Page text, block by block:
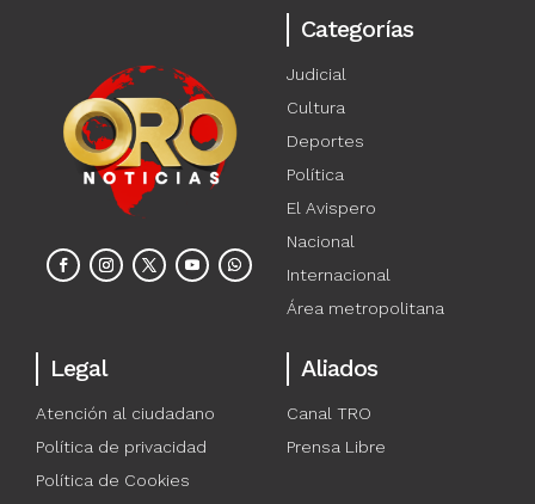
Categorías
Judicial
Cultura
Deportes
Política
El Avispero
Nacional
Internacional
Área metropolitana
Legal
Atención al ciudadano
Política de privacidad
Política de Cookies
Aliados
Canal TRO
Prensa Libre